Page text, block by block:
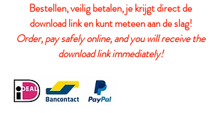
Bestellen, veilig betalen, je krijgt direct de
download link en kunt meteen aan de slag!
Order, pay safely online, and you will receive the
download link immediately!